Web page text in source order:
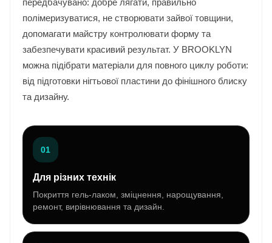
передбачувано: добре лягати, правильно
полімеризуватися, не створювати зайвої товщини,
допомагати майстру контролювати форму та
забезпечувати красивий результат. У BROOKLYN
можна підібрати матеріали для повного циклу роботи:
від підготовки нігтьової пластини до фінішного блиску
та дизайну.
01
Для різних технік
Покриття гель-лаком, зміцнення, нарощування,
ремонт, вирівнювання та дизайн.